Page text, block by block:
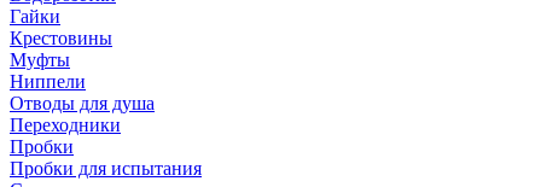
Гайки
Крестовины
Муфты
Ниппели
Отводы для душа
Переходники
Пробки
Пробки для испытания